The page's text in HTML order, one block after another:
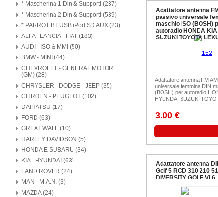
* Mascherina 1 Din & Supporti (237)
* Mascherina 2 Din & Supporti (539)
* PARROT BT USB iPod SD AUX (23)
ALFA - LANCIA - FIAT (183)
AUDI - ISO & MMI (50)
BMW - MINI (44)
CHEVROLET - GENERAL MOTOR
(GM) (28)
CHRYSLER - DODGE - JEEP (35)
CITROEN - PEUGEOT (102)
DAIHATSU (17)
FORD (63)
GREAT WALL (10)
HARLEY DAVIDSON (5)
HONDA E SUBARU (34)
KIA - HYUNDAI (63)
LAND ROVER (24)
MAN - M.A.N. (3)
MAZDA (24)
Adattatore antenna
passivo universale
maschio ISO (BOSH)
autoradio HONDA
SUZUKI TOYOTA
Adattatore antenna FM
universale femmina DIN
(BOSH) per autoradio
HYUNDAI SUZUKI
3.00 €
Adattatore antenna
Golf 5 RCD 310 210
DIVERSITY GOLF VI 6